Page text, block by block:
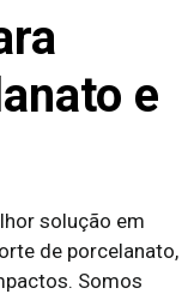
e
solução em
de porcelanato,
Somos